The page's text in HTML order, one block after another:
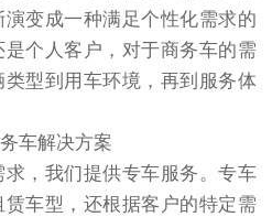
变成一种满足个性化需求的
个人客户，对于商务车的需
型到用车环境，再到服务体
车解决方案
，我们提供专车服务。专车
车型，还根据客户的特定需